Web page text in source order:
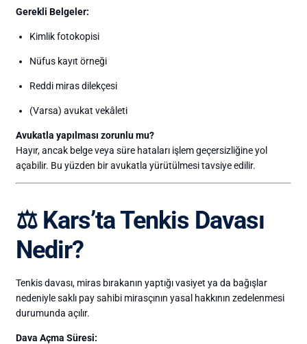
Gerekli Belgeler:
Kimlik fotokopisi
Nüfus kayıt örneği
Reddi miras dilekçesi
(Varsa) avukat vekâleti
Avukatla yapılması zorunlu mu?
Hayır, ancak belge veya süre hataları işlem geçersizliğine yol
açabilir. Bu yüzden bir avukatla yürütülmesi tavsiye edilir.
⚖️ Kars’ta Tenkis Davası
Nedir?
Tenkis davası, miras bırakanın yaptığı vasiyet ya da bağışlar
nedeniyle saklı pay sahibi mirasçının yasal hakkının zedelenmesi
durumunda açılır.
Dava Açma Süresi: